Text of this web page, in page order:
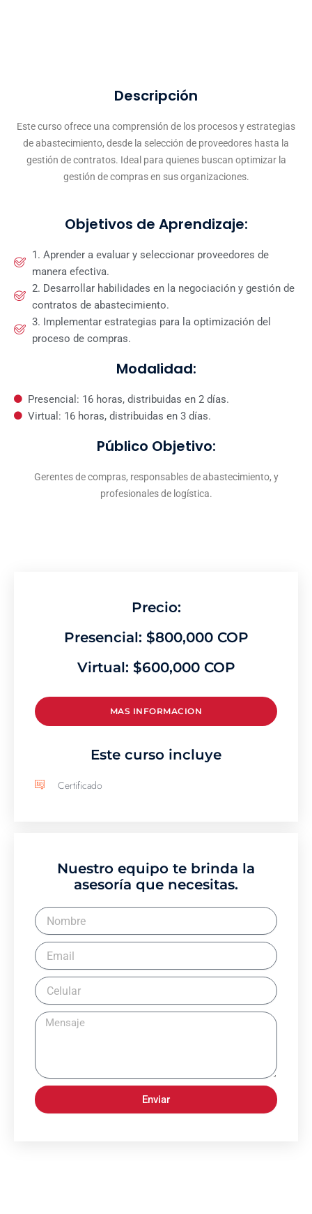
Descripción
Este curso ofrece una comprensión de los procesos y estrategias
de abastecimiento, desde la selección de proveedores hasta la
gestión de contratos. Ideal para quienes buscan optimizar la
gestión de compras en sus organizaciones.
Objetivos de Aprendizaje:
1. Aprender a evaluar y seleccionar proveedores de
manera efectiva.
2. Desarrollar habilidades en la negociación y gestión de
contratos de abastecimiento.
3. Implementar estrategias para la optimización del
proceso de compras.
Modalidad:
Presencial: 16 horas, distribuidas en 2 días.
Virtual: 16 horas, distribuidas en 3 días.
Público Objetivo:
Gerentes de compras, responsables de abastecimiento, y
profesionales de logística.
Precio:
Presencial: $800,000 COP
Virtual: $600,000 COP
MAS INFORMACION
Este curso incluye
Certificado
Nuestro equipo te brinda la
asesoría que necesitas.
Enviar